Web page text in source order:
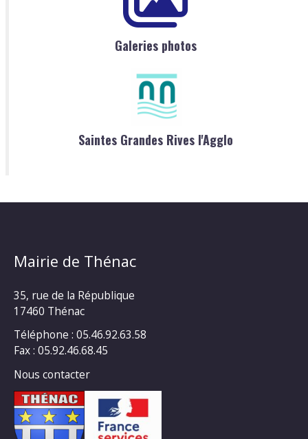
Galeries photos
Saintes Grandes Rives l'Agglo
Mairie de Thénac
35, rue de la République
17460 Thénac
Téléphone : 05.46.92.63.58
Fax : 05.92.46.68.45
Nous contacter